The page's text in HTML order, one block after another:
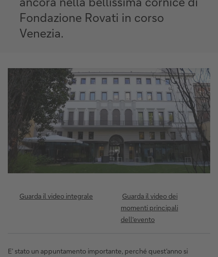
Fondazione Rovati in corso
Venezia.
Guarda il video integrale
Guarda il video dei
momenti principali
dell'evento
E’ stato un appuntamento importante, perché quest’anno si